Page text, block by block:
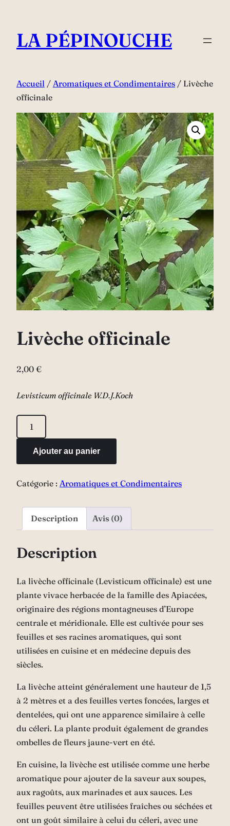
contenu
LA PÉPINOUCHE
Accueil / Aromatiques et Condimentaires / Livèche
officinale
Livèche officinale
2,00 €
Levisticum officinale W.D.J.Koch
quantité
de
Livèche
officinale
Ajouter au panier
Catégorie : Aromatiques et Condimentaires
Description Avis (0)
Description
La livèche officinale (Levisticum officinale) est une
plante vivace herbacée de la famille des Apiacées,
originaire des régions montagneuses d’Europe
centrale et méridionale. Elle est cultivée pour ses
feuilles et ses racines aromatiques, qui sont
utilisées en cuisine et en médecine depuis des
siècles.
La livèche atteint généralement une hauteur de 1,5
à 2 mètres et a des feuilles vertes foncées, larges et
dentelées, qui ont une apparence similaire à celle
du céleri. La plante produit également de grandes
ombelles de fleurs jaune-vert en été.
En cuisine, la livèche est utilisée comme une herbe
aromatique pour ajouter de la saveur aux soupes,
aux ragoûts, aux marinades et aux sauces. Les
feuilles peuvent être utilisées fraîches ou séchées et
ont un goût similaire à celui du céleri, avec une